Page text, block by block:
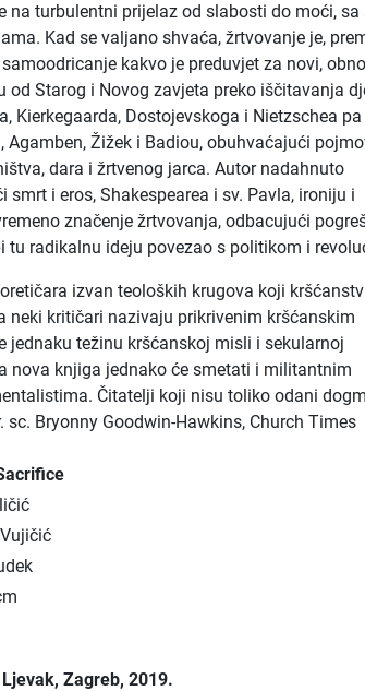
na turbulentni prijelaz od slabosti do moći, sa
Kad se valjano shvaća, žrtvovanje je,
kakvo je preduvjet za novi,
od Starog i Novog zavjeta preko iščitavanja
Kierkegaarda, Dostojevskoga i Nietzschea pa
Žižek i Badiou, obuhvaćajući
dara i žrtvenog jarca. Autor nadahnuto
i eros, Shakespearea i sv. Pavla, ironiju i
značenje žrtvovanja, odbacujući
tu radikalnu ideju povezao s politikom i
izvan teoloških krugova koji
neki kritičari nazivaju prikrivenim kršćanskim
jednaku težinu kršćanskoj misli i sekularnoj
nova knjiga jednako će smetati i militantnim
Čitatelji koji nisu toliko odani
sc. Bryonny Goodwin-Hawkins, Church Times
, Zagreb, 2019.